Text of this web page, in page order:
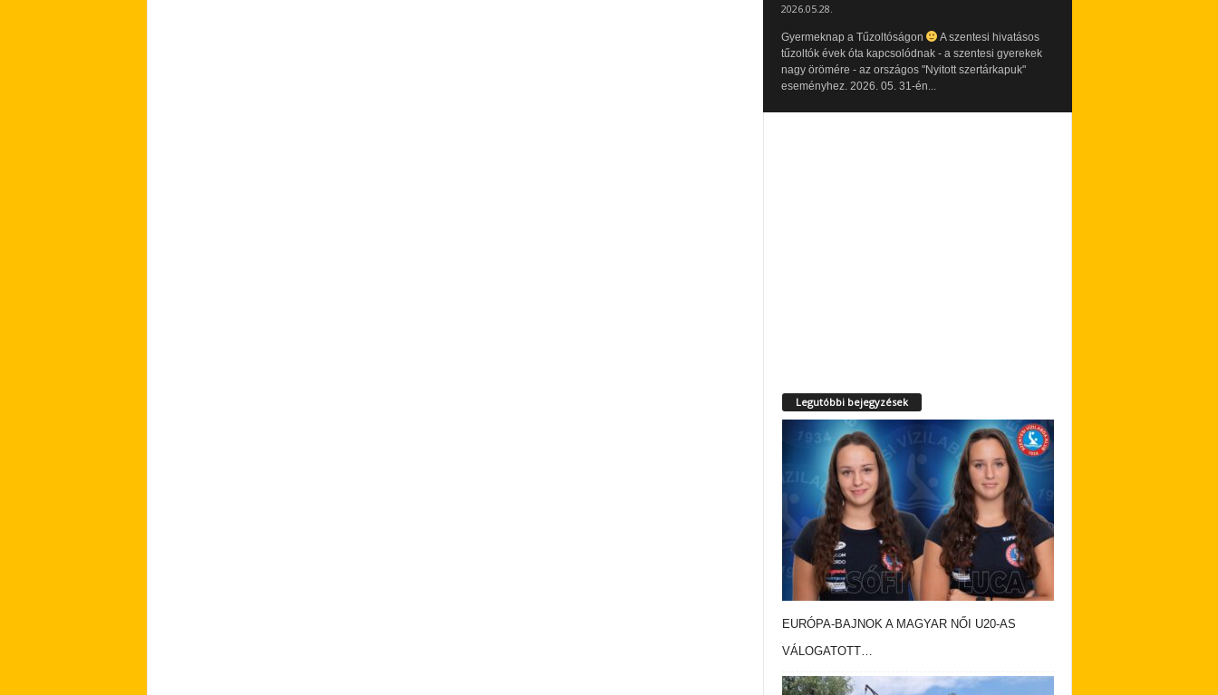
2026.05.28.
Gyermeknap a Tűzoltóságon
A szentesi hivatásos
tűzoltók évek óta kapcsolódnak - a szentesi gyerekek
nagy örömére - az országos "Nyitott szertárkapuk"
eseményhez. 2026. 05. 31-én...
Legutóbbi bejegyzések
EURÓPA-BAJNOK A MAGYAR NŐI U20-AS
VÁLOGATOTT…